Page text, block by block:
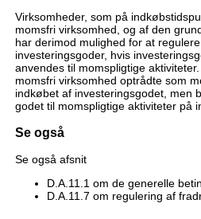
Virksomheder, som på
momsfri virksomhed, og af den
har derimod mulighed for at
investeringsgoder, hvis
anvendes til momspligtige
momsfri virksomhed optrådte som
indkøbet af investeringsgodet, men
godet til momspligtige aktiviteter på
Se også
Se også afsnit
D.A.11.1 om de generelle
D.A.11.7 om regulering af